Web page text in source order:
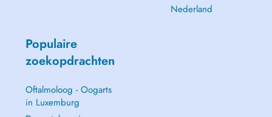
Nederland
Populaire
zoekopdrachten
Oftalmoloog - Oogarts
in Luxemburg